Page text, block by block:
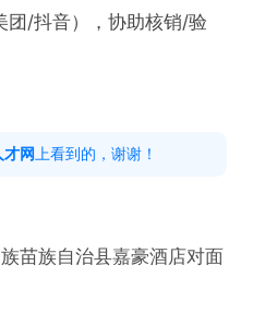
团/抖音），协助核销/验
将与座椅、换烟缸/清垃
保持无异味、整洁干爽。
才网 上看到的，谢谢！
苗族自治县嘉豪酒店对面